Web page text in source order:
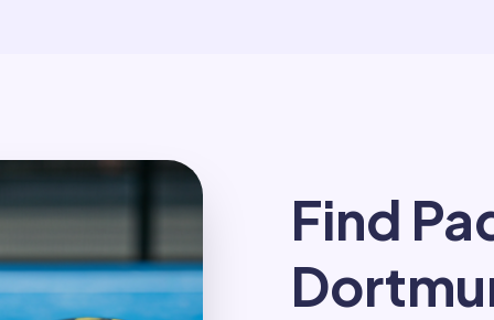
Find